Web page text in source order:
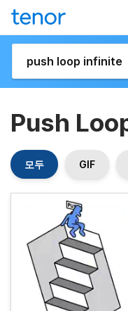
Push
모두 GIF